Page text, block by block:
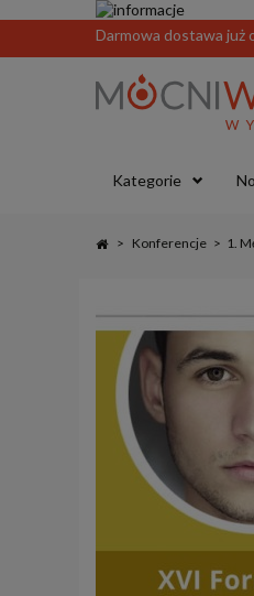
Darmowa dostawa już
Kategorie
> Konferencje > 1.